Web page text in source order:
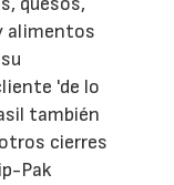
alimentos
'de lo
también
cierres
Pak